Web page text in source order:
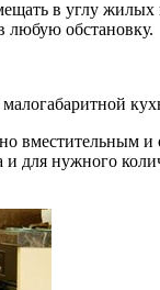
в углу жилых
любую обстановку.
вместительным
нужного